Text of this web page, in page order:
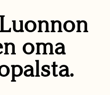
oma